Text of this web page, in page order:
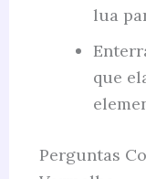
lua
que
Perguntas